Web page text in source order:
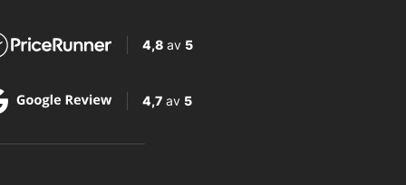
4,8av 5
4,7av 5